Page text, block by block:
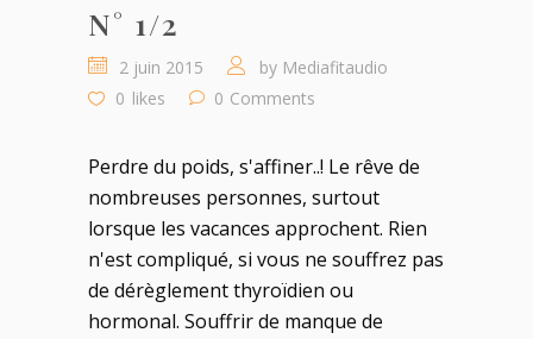
N° 1/2
2 juin 2015 by Mediafitaudio
0 likes 0 Comments
Perdre du poids, s'affiner..! Le rêve de
nombreuses personnes, surtout
lorsque les vacances approchent. Rien
n'est compliqué, si vous ne souffrez pas
de dérèglement thyroïdien ou
hormonal. Souffrir de manque de